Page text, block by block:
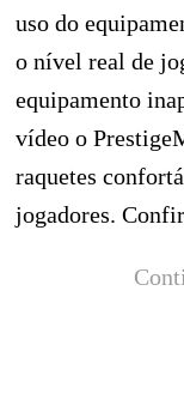
uso do
o nível real de
equipamento
vídeo o
raquetes
jogadores.